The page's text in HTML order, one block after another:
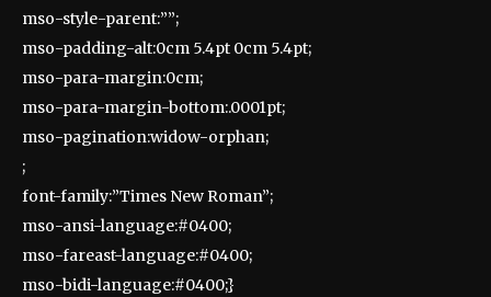
mso-style-parent:””;
mso-padding-alt:0cm 5.4pt 0cm 5.4pt;
mso-para-margin:0cm;
mso-para-margin-bottom:.0001pt;
mso-pagination:widow-orphan;
;
font-family:”Times New Roman”;
mso-ansi-language:#0400;
mso-fareast-language:#0400;
mso-bidi-language:#0400;}